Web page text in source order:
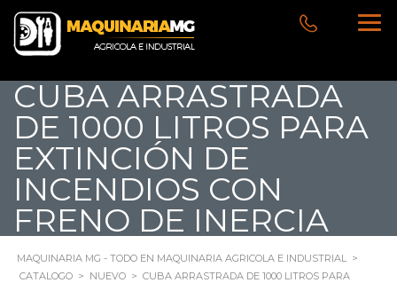
CUBA ARRASTRADA
DE 1000 LITROS PARA
EXTINCIÓN DE
INCENDIOS CON
FRENO DE INERCIA
MAQUINARIA MG - TODO EN MAQUINARIA AGRICOLA E INDUSTRIAL >
CATALOGO > NUEVO > CUBA ARRASTRADA DE 1000 LITROS PARA